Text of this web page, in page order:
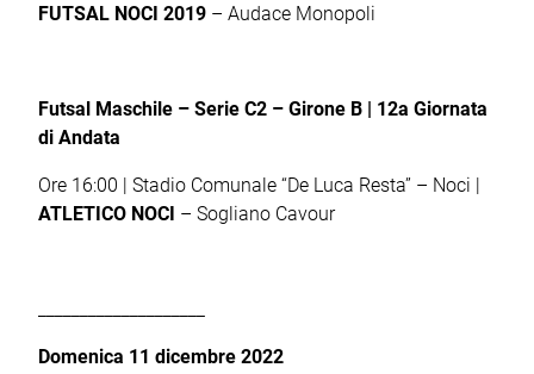
FUTSAL NOCI 2019 – Audace Monopoli
Futsal Maschile – Serie C2 – Girone B | 12a Giornata
di Andata
Ore 16:00 | Stadio Comunale “De Luca Resta” – Noci |
ATLETICO NOCI – Sogliano Cavour
Domenica 11 dicembre 2022